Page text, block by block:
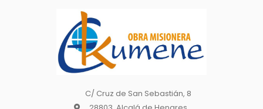
C/ Cruz de San Sebastián, 8